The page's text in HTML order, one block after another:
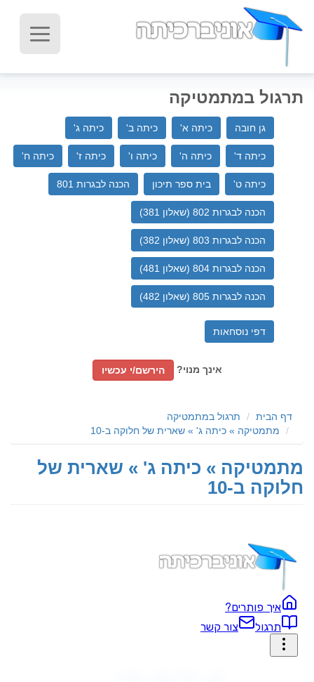
תרגול במתמטיקה
גן חובה כיתה א' כיתה ב' כיתה ג'
כיתה ד' כיתה ה' כיתה ו' כיתה ז' כיתה ח'
כיתה ט' בית ספר תיכון‬ הכנה לבגרות 801
הכנה לבגרות 802 (שאלון 381)
הכנה לבגרות 803 (שאלון 382)
הכנה לבגרות 804 (שאלון 481)
הכנה לבגרות 805 (שאלון 482)
דפי נוסחאות
אינך מנוי? הירשם/י עכשיו
דף הבית
תרגול במתמטיקה
מתמטיקה » כיתה ג' » שארית של חלוקה ב-10
מתמטיקה » כיתה ג' » שארית של
חלוקה ב-10